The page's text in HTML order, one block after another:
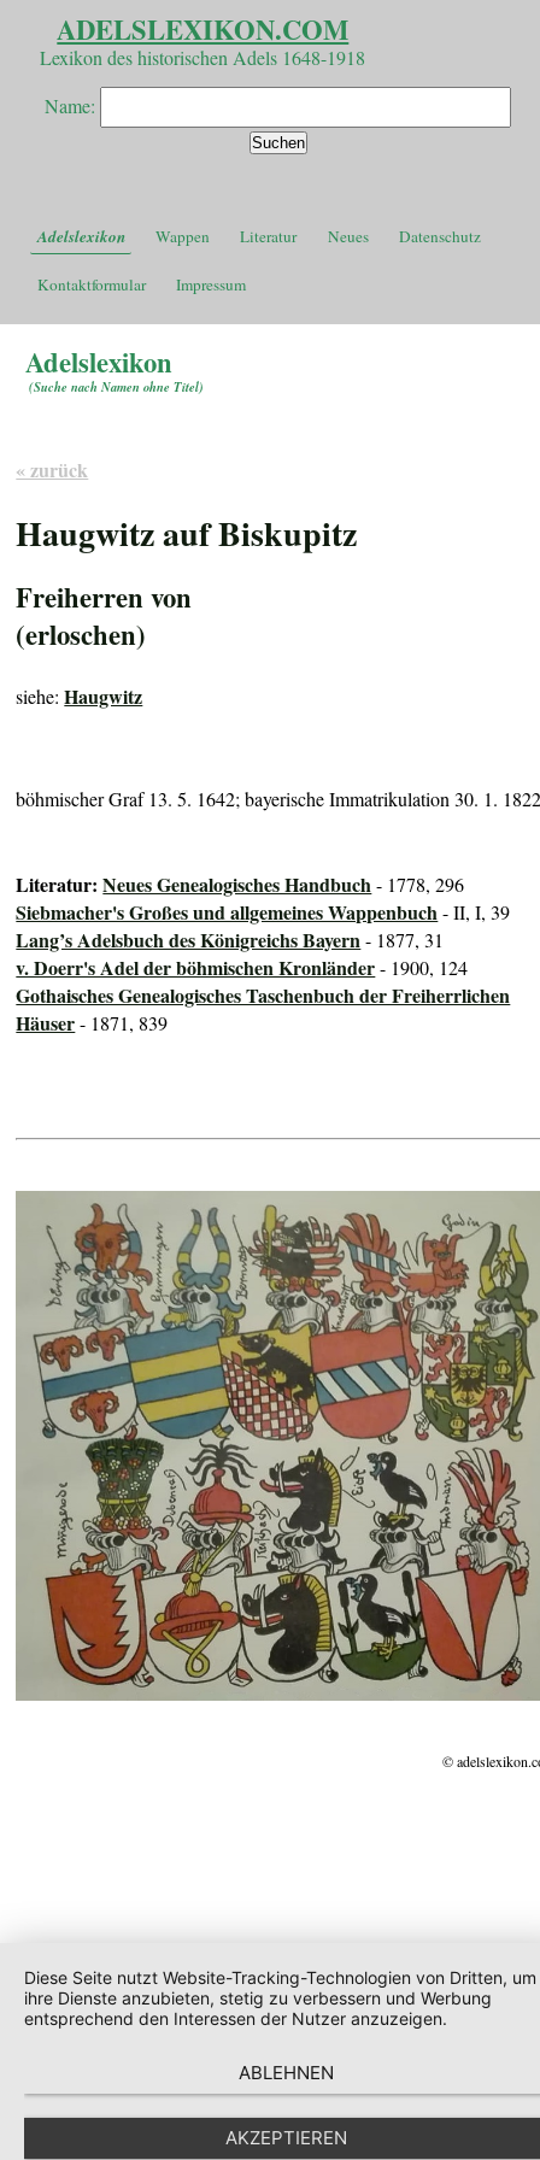
ADELSLEXIKON.COM
Lexikon des historischen Adels 1648-1918
Name:
Adelslexikon Wappen Literatur Neues Datenschutz
Kontaktformular Impressum
Adelslexikon
(Suche nach Namen ohne Titel)
« zurück
Haugwitz auf Biskupitz
Freiherren von
(erloschen)
siehe:Haugwitz
böhmischer Graf 13. 5. 1642; bayerische Immatrikulation 30. 1.
Literatur:Neues Genealogisches Handbuch- 1778, 296
Siebmacher's Großes und allgemeines Wappenbuch- II, I, 39
Lang’s Adelsbuch des Königreichs Bayern- 1877, 31
v. Doerr's Adel der böhmischen Kronländer- 1900, 124
Gothaisches Genealogisches Taschenbuch der Freiherrlichen
Häuser- 1871, 839
©
Diese Seite nutzt Website-Tracking-Technologien von Dritten, um
ihre Dienste anzubieten, stetig zu verbessern und Werbung
entsprechend den Interessen der Nutzer anzuzeigen.
ABLEHNEN
AKZEPTIEREN